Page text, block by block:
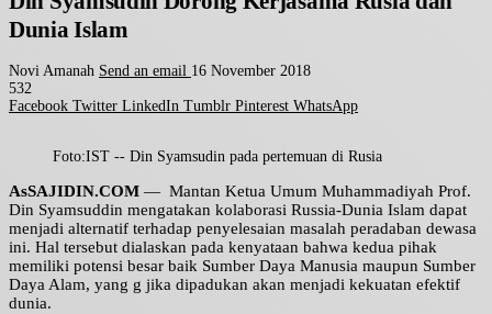
Dunia Islam
Novi Amanah Send an email 16 November 2018
532
Facebook Twitter LinkedIn Tumblr Pinterest WhatsApp
Foto:IST -- Din Syamsudin pada pertemuan di Rusia
AsSAJIDIN.COM — Mantan Ketua Umum Muhammadiyah Prof.
Din Syamsuddin mengatakan kolaborasi Russia-Dunia Islam dapat
menjadi alternatif terhadap penyelesaian masalah peradaban dewasa
ini. Hal tersebut dialaskan pada kenyataan bahwa kedua pihak
memiliki potensi besar baik Sumber Daya Manusia maupun Sumber
Daya Alam, yang g jika dipadukan akan menjadi kekuatan efektif
dunia.